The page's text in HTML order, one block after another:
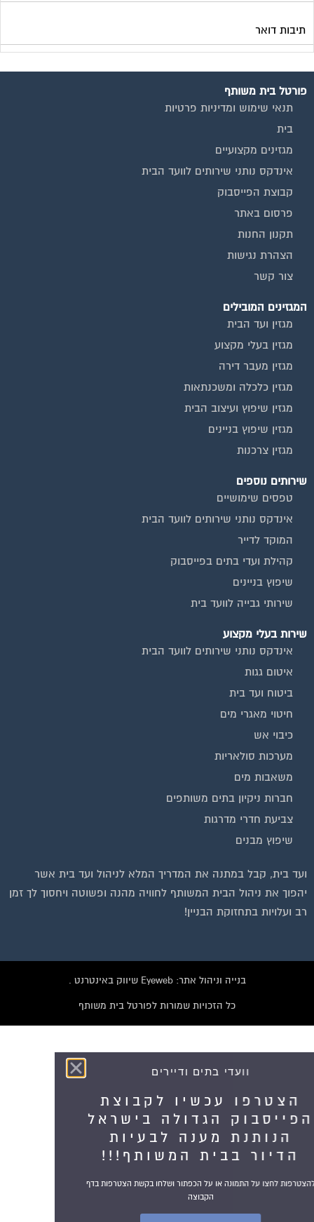
תיבות דואר
פורטל בית משותף
תנאי שימוש ומדיניות פרטיות
בית
מגזינים מקצועיים
אינדקס נותני שירותים לוועד הבית
קבוצת הפייסבוק
פרסום באתר
תקנון החנות
הצהרת נגישות
צור קשר
המגזינים המובילים
מגזין ועד הבית
מגזין בעלי מקצוע
מגזין מעבר דירה
מגזין כלכלה ומשכנתאות
מגזין שיפוץ ועיצוב הבית
מגזין שיפוץ בניינים
מגזין צרכנות
שירותים נוספים
טפסים שימושיים
אינדקס נותני שירותים לוועד הבית
המוקד לדייר
קהילת ועדי בתים בפייסבוק
שיפוץ בניינים
שירותי גבייה לוועד בית
שירות בעלי מקצוע
אינדקס נותני שירותים לוועד הבית
איטום גגות
ביטוח ועד בית
חיטוי מאגרי מים
כיבוי אש
מערכות סולאריות
משאבות מים
חברות ניקיון בתים משותפים
צביעת חדרי מדרגות
שיפוץ מבנים
ועד בית, קבל במתנה את המדריך המלא לניהול ועד בית אשר
יהפוך את ניהול הבית המשותף לחוויה מהנה ופשוטה ויחסוך לך זמן
רב ועלויות בתחזוקת הבניין!
בנייה וניהול אתר: Eyeweb שיווק באינטרנט .
כל הזכויות שמורות לפורטל בית משותף
וועדי בתים ודיירים
הצטרפו עכשיו לקבוצת
הפייסבוק הגדולה בישראל
הנותנת מענה לבעיות
הדיור בבית המשותף!!!
להצטרפות לחצו על התמונה או על הכפתור ושלחו בקשת הצטרפות בדף